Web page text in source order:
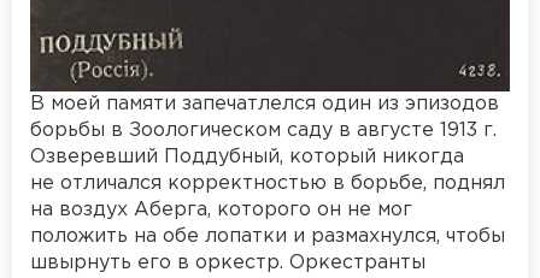
В моей памяти запечатлелся один из эпизодов
борьбы в Зоологическом саду в августе 1913 г.
Озверевший Поддубный, который никогда
не отличался корректностью в борьбе, поднял
на воздух Аберга, которого он не мог
положить на обе лопатки и размахнулся, чтобы
швырнуть его в оркестр. Оркестранты